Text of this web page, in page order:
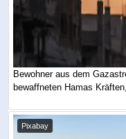
Bewohner aus dem
bewaffneten Hamas
Pixabay